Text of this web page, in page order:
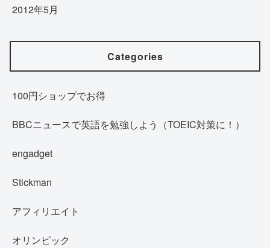
2012年5月
Categories
100円ショップでお得
BBCニュースで英語を勉強しよう（TOEIC対策に！）
engadget
Stickman
アフィリエイト
オリンピック